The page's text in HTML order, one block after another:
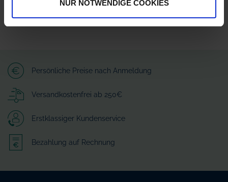
NUR NOTWENDIGE COOKIES
Persönliche Preise nach Anmeldung
Versandkostenfrei ab 250€
Erstklassiger Kundenservice
Bezahlung auf Rechnung